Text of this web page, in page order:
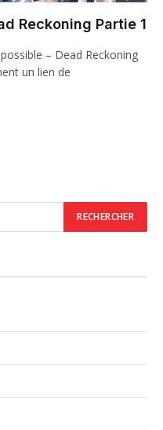
Reckoning Partie 1
– Dead Reckoning
un lien de